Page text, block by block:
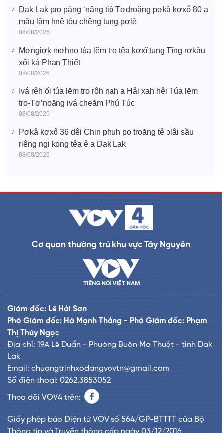
Dak Lak pro păng ‘nâng tiô Tơdroăng pơkâ kơxô̆ 80 a
mâu lâm hnê tôu chêng tung pơlê
08/08/2026
Mơngiơk mơhno túa lĕm tro têa kơxĭ tung Tĭng rơkâu
xối ká Phan Thiết
08/08/2026
Ivá rêh ối túa lĕm tro rôh nah a Hâi xah hêi Túa lĕm
tro-Tơ’noăng ivá cheăm Phú Túc
08/08/2026
Pơkâ kơxô̆ 36 dêi Chin phuh po troăng tê plâi sầu
riêng ngi kong têa ê a Dak Lak
08/08/2026
Cơ quan thường trú khu vực Tây Nguyên
Giám đốc: Lê Hải Sơn
Phó Giám đốc: Hà Mạnh Thắng - Phó Giám đốc: Phạm
Thị Thúy Ngọc
Địa chỉ: 19A Lê Duẩn - Phường Buôn Ma Thuột - tỉnh Dak
Lak
Email: chuongtrinhxodangvovtn@gmail.com
Số điện thoại: 0262.3853052
Theo dõi VOV4 trên:
Giấy phép báo Điện tử VOV số 564/GP-BTTTT của Bộ
Thông tin và Truyền thông cấp ngày 03/12/2016